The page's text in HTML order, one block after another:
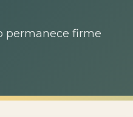
permanece firme